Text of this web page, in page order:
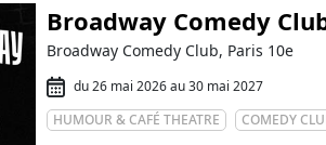
Broadway Comedy
Broadway Comedy Club, Paris 10e
du 26 mai 2026 au 30 mai 2027
HUMOUR & CAFÉ THEATRE
COMEDY